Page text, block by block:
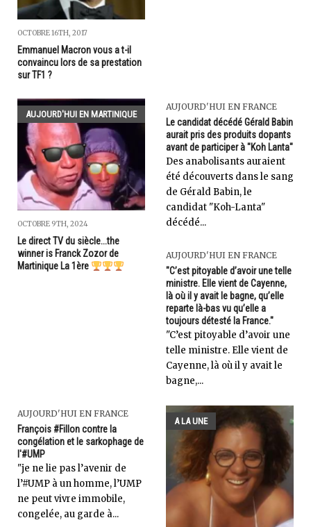
OCTOBRE 16TH, 2017
Emmanuel Macron vous a t-il
convaincu lors de sa prestation
sur TF1 ?
AUJOURD'HUI EN MARTINIQUE
OCTOBRE 9TH, 2024
Le direct TV du siècle...the
winner is Franck Zozor de
Martinique La 1ère
AUJOURD'HUI EN FRANCE
Le candidat décédé Gérald Babin
aurait pris des produits dopants
avant de participer à "Koh Lanta"
Des anabolisants auraient
été découverts dans le sang
de Gérald Babin, le
candidat "Koh-Lanta"
décédé...
AUJOURD'HUI EN FRANCE
"C’est pitoyable d’avoir une telle
ministre. Elle vient de Cayenne,
là où il y avait le bagne, qu’elle
reparte là-bas vu qu’elle a
toujours détesté la France."
"C’est pitoyable d’avoir une
telle ministre. Elle vient de
Cayenne, là où il y avait le
bagne,...
AUJOURD'HUI EN FRANCE
François #Fillon contre la
congélation et le sarkophage de
l'#UMP
"je ne lie pas l’avenir de
l’#UMP à un homme, l’UMP
ne peut vivre immobile,
congelée, au garde à...
A LA UNE